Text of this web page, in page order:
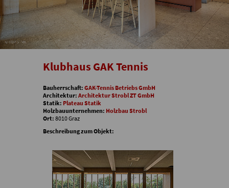
Klubhaus GAK Tennis
Bauherrschaft: GAK-Tennis Betriebs GmbH
Architektur: Architektur Strobl ZT GmbH
Statik: Plateau Statik
Holzbauunternehmen: Holzbau Strobl
Ort: 8010 Graz
Beschreibung zum Objekt: